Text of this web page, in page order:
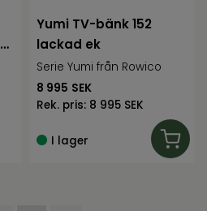
Yumi TV-bänk 152
lackad ek
Serie Yumi från Rowico
8 995 SEK
Rek. pris: 8 995 SEK
I lager